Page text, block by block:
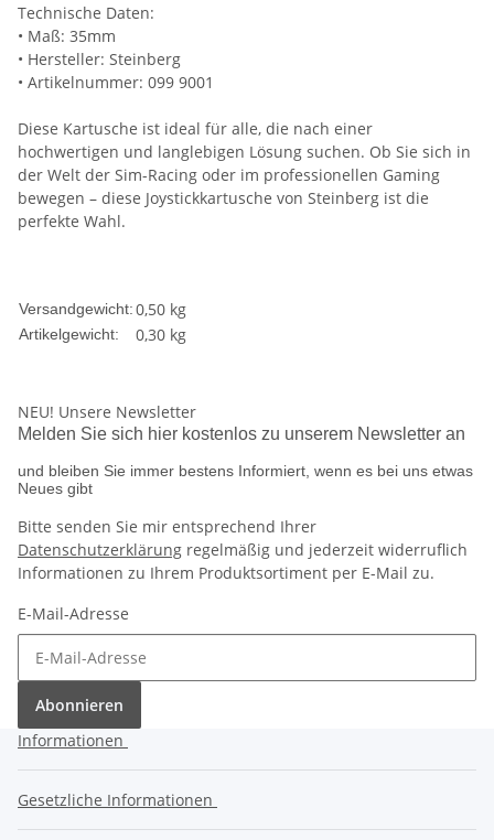
Technische Daten:
• Maß: 35mm
• Hersteller: Steinberg
• Artikelnummer: 099 9001
Diese Kartusche ist ideal für alle, die nach einer
hochwertigen und langlebigen Lösung suchen. Ob Sie sich in
der Welt der Sim-Racing oder im professionellen Gaming
bewegen – diese Joystickkartusche von Steinberg ist die
perfekte Wahl.
Versandgewicht:0,50 kg
Artikelgewicht: 0,30 kg
NEU! Unsere Newsletter
Melden Sie sich hier kostenlos zu unserem Newsletter an
und bleiben Sie immer bestens Informiert, wenn es bei uns etwas
Neues gibt
Bitte senden Sie mir entsprechend Ihrer
Datenschutzerklärung regelmäßig und jederzeit widerruflich
Informationen zu Ihrem Produktsortiment per E-Mail zu.
E-Mail-Adresse
Abonnieren
Informationen
Gesetzliche Informationen